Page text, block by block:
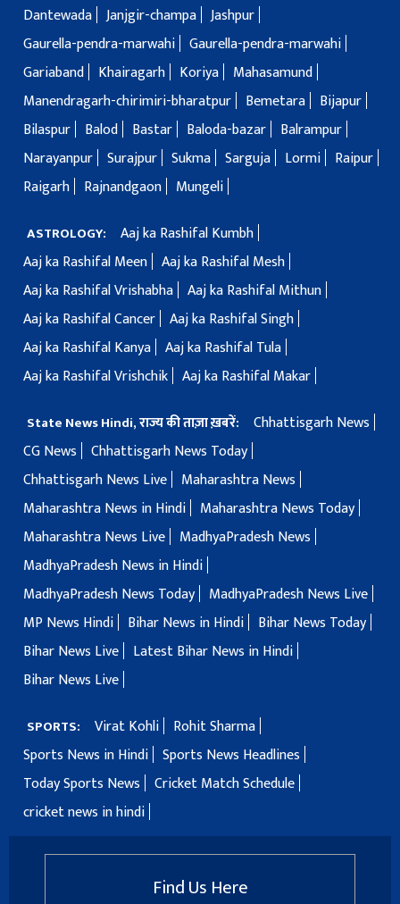
Dantewada Janjgir-champa Jashpur
Gaurella-pendra-marwahi Gaurella-pendra-marwahi
Gariaband
Khairagarh Koriya
Mahasamund
Manendragarh-chirimiri-bharatpur
Bemetara
Bijapur
Bilaspur
Balod Bastar Baloda-bazar
Balrampur
Narayanpur Surajpur Sukma Sarguja Lormi
Raipur
Raigarh
Rajnandgaon Mungeli
ASTROLOGY:
Aaj ka Rashifal Kumbh
Aaj ka Rashifal Meen Aaj ka Rashifal Mesh
Aaj ka Rashifal Vrishabha Aaj ka Rashifal Mithun
Aaj ka Rashifal Cancer Aaj ka Rashifal Singh
Aaj ka Rashifal Kanya Aaj ka Rashifal Tula
Aaj ka Rashifal Vrishchik Aaj ka Rashifal Makar
State News Hindi, राज्य की ताज़ा ख़बरें:
Chhattisgarh News
CG News
Chhattisgarh News Today
Chhattisgarh News Live
Maharashtra News
Maharashtra News in Hindi
Maharashtra News Today
Maharashtra News Live
MadhyaPradesh News
MadhyaPradesh News in Hindi
MadhyaPradesh News Today
MadhyaPradesh News Live
MP News Hindi
Bihar News in Hindi
Bihar News Today
Bihar News Live
Latest Bihar News in Hindi
Bihar News Live
SPORTS: Virat Kohli
Rohit Sharma
Sports News in Hindi Sports News Headlines
Today Sports News
Cricket Match Schedule
cricket news in hindi
Find Us Here